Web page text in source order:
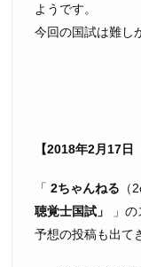
ようです。
今回の国試は難し
【2018年2月17日
「 2ちゃんねる （
聴覚士国試
」
予想の投稿も出て